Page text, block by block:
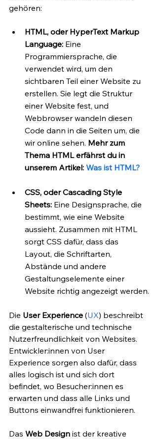
gehören:
HTML, oder HyperText Markup
Language: Eine
Programmiersprache, die
verwendet wird, um den
sichtbaren Teil einer Website zu
erstellen. Sie legt die Struktur
einer Website fest, und
Webbrowser wandeln diesen
Code dann in die Seiten um, die
wir online sehen. Mehr zum
Thema HTML erfährst du in
unserem Artikel: Was ist HTML?
CSS, oder Cascading Style
Sheets: Eine Designsprache, die
bestimmt, wie eine Website
aussieht. Zusammen mit HTML
sorgt CSS dafür, dass das
Layout, die Schriftarten,
Abstände und andere
Gestaltungselemente einer
Website richtig angezeigt werden.
Die User Experience (UX) beschreibt
die gestalterische und technische
Nutzerfreundlichkeit von Websites.
Entwickler:innen von User
Experience sorgen also dafür, dass
alles logisch ist und sich dort
befindet, wo Besucher:innen es
erwarten und dass alle Links und
Buttons einwandfrei funktionieren.
Das Web Design ist der kreative